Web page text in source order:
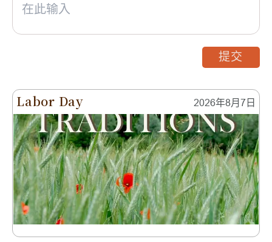
Labor Day 2026年8月7日
提交